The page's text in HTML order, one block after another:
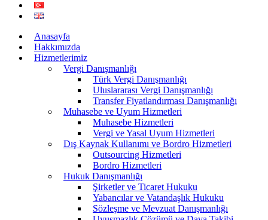
Anasayfa
Hakkımızda
Hizmetlerimiz
Vergi Danışmanlığı
Türk Vergi Danışmanlığı
Uluslararası Vergi Danışmanlığı
Transfer Fiyatlandırması Danışmanlığı
Muhasebe ve Uyum Hizmetleri
Muhasebe Hizmetleri
Vergi ve Yasal Uyum Hizmetleri
Dış Kaynak Kullanımı ve Bordro Hizmetleri
Outsourcing Hizmetleri
Bordro Hizmetleri
Hukuk Danışmanlığı
Şirketler ve Ticaret Hukuku
Yabancılar ve Vatandaşlık Hukuku
Sözleşme ve Mevzuat Danışmanlığı